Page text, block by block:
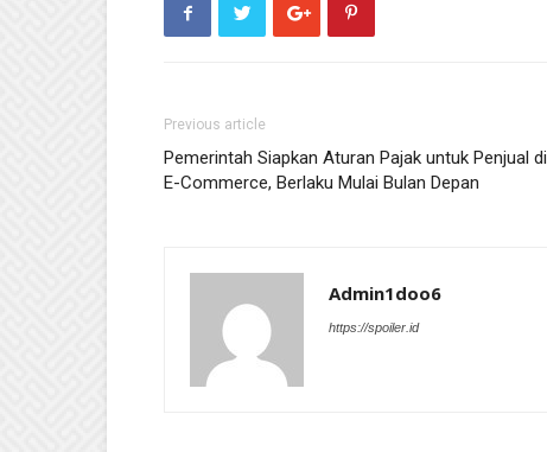
Previous article
Pemerintah Siapkan Aturan Pajak untuk Penjual di
E-Commerce, Berlaku Mulai Bulan Depan
Admin1doo6
https://spoiler.id